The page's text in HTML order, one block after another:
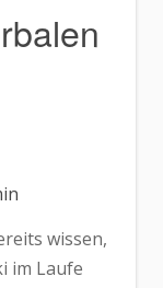
wissen,
im Laufe